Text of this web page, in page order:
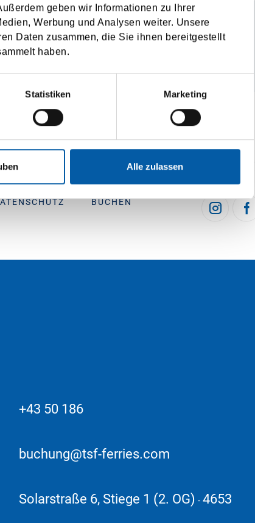
geben wir Informationen zu Ihrer
Werbung und Analysen weiter. Unsere
Daten zusammen, die Sie ihnen bereitgestellt
haben.
Statistiken Marketing
Alle zulassen
SHIPPING
BUCHEN
+43 50 186
buchung@tsf-ferries.com
Solarstraße 6, Stiege 1 (2. OG) - 4653